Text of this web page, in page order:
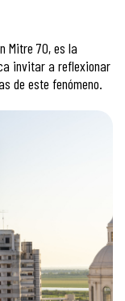
Mitre 70, es la
invitar a reflexionar
de este fenómeno.